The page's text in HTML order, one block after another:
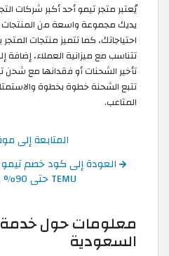
يُعتبر متجر تيمو أحد أكبر شركات
يديك مجموعة واسعة من المنتجات
احتياجاتك، كما تتميز منتجات
تتناسب مع ميزانية العملاء، إضافة
تأخير الشحنات أو فقدانها مع
تتبع الشحنة خطوة بخطوة
المتاعب.
المتابعة إلى
TEMU حتى 90% على الطلبات
معلومات حول
السعودية